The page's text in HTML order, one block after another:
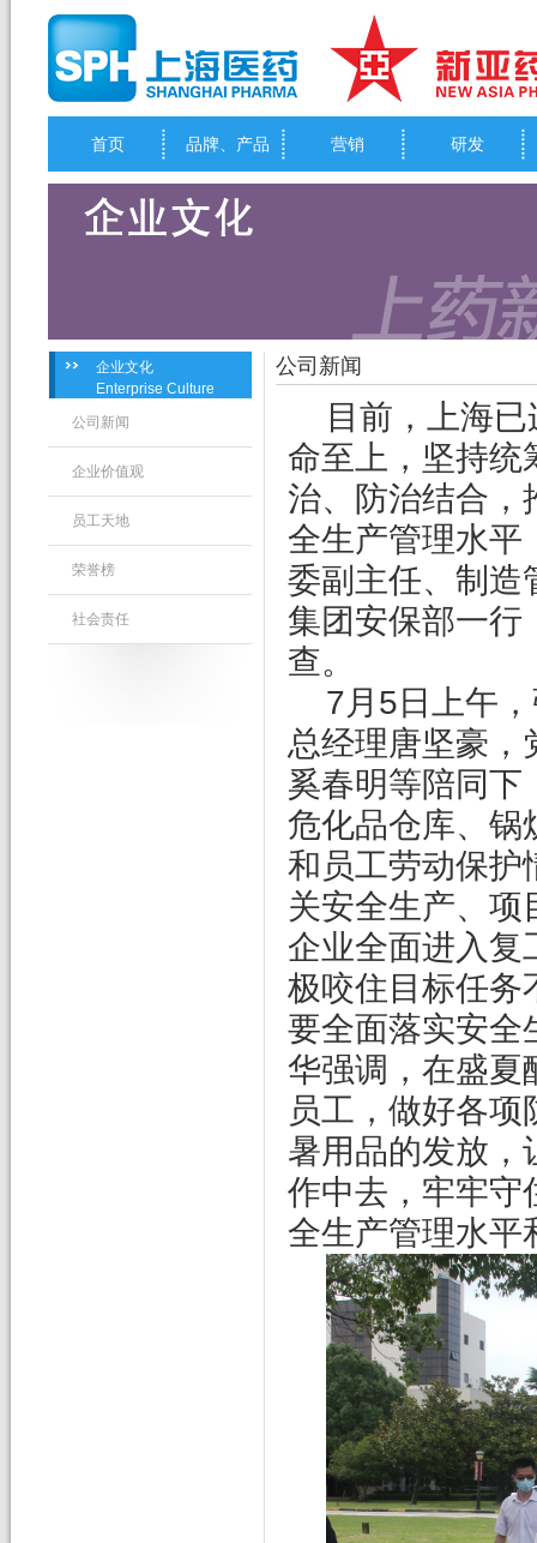
首页 品牌、产品 营销 研发
企业文化
Enterprise Culture
公司新闻
企业价值观
员工天地
荣誉榜
社会责任
公司新闻
目前，上海
命至上，坚持统
治、防治结合，
全生产管理水平
委副主任、制造
集团安保部一行
查。
7月5日上午
总经理唐坚豪，
奚春明等陪同下
危化品仓库、锅
和员工劳动保护
关安全生产、项
企业全面进入复
极咬住目标任务
要全面落实安全
华强调，在盛夏
员工，做好各
暑用品的发放，
作中去，牢牢守
全生产管理水平